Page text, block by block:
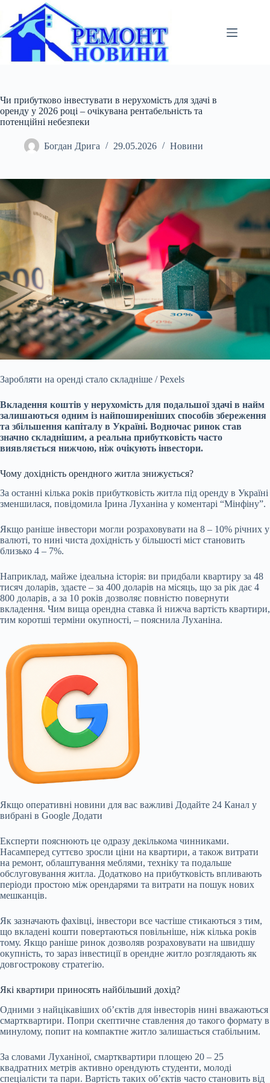
вмісту
Чи прибутково інвестувати в нерухомість для здачі в
оренду у 2026 році – очікувана рентабельність та
потенційні небезпеки
Богдан Дрига 29.05.2026 Новини
Заробляти на оренді стало складніше / Pexels
Вкладення коштів у нерухомість для подальшої здачі в найм
залишаються одним із найпоширеніших способів збереження
та збільшення капіталу в Україні. Водночас ринок став
значно складнішим, а реальна прибутковість часто
виявляється нижчою, ніж очікують інвестори.
Чому дохідність орендного житла знижується?
За останні кілька років прибутковість житла під оренду в Україні
зменшилася, повідомила Ірина Луханіна у коментарі “Мінфіну”.
Якщо раніше інвестори могли розраховувати на 8 – 10% річних у
валюті, то нині чиста дохідність у більшості міст становить
близько 4 – 7%.
Наприклад, майже ідеальна історія: ви придбали квартиру за 48
тисяч доларів, здаєте – за 400 доларів на місяць, що за рік дає 4
800 доларів, а за 10 років дозволяє повністю повернути
вкладення. Чим вища орендна ставка й нижча вартість квартири,
тим коротші терміни окупності, – пояснила Луханіна.
Якщо оперативні новини для вас важливі Додайте 24 Канал у
вибрані в Google Додати
Експерти пояснюють це одразу декількома чинниками.
Насамперед суттєво зросли ціни на квартири, а також витрати
на ремонт, облаштування меблями, техніку та подальше
обслуговування житла. Додатково на прибутковість впливають
періоди простою між орендарями та витрати на пошук нових
мешканців.
Як зазначають фахівці, інвестори все частіше стикаються з тим,
що вкладені кошти повертаються повільніше, ніж кілька років
тому. Якщо раніше ринок дозволяв розраховувати на швидшу
окупність, то зараз інвестиції в орендне житло розглядають як
довгострокову стратегію.
Які квартири приносять найбільший дохід?
Одними з найцікавіших об’єктів для інвесторів нині вважаються
смартквартири. Попри скептичне ставлення до такого формату в
минулому, попит на компактне житло залишається стабільним.
За словами Луханіної, смартквартири площею 20 – 25
квадратних метрів активно орендують студенти, молоді
спеціалісти та пари. Вартість таких об’єктів часто становить від